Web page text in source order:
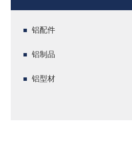
铝配件
铝制品
铝型材